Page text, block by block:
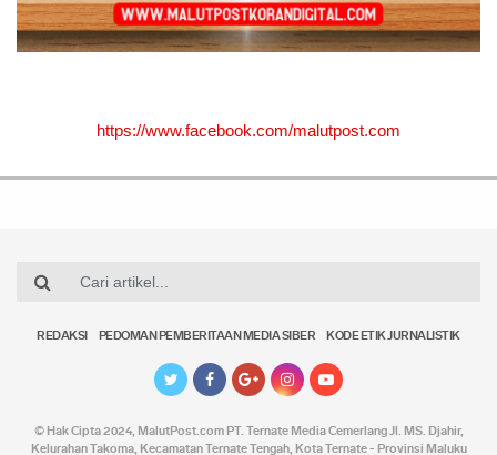
https://www.facebook.com/malutpost.com
REDAKSI PEDOMAN PEMBERITAAN MEDIA SIBER KODE ETIK JURNALISTIK
© Hak Cipta 2024, MalutPost.comPT. Ternate Media Cemerlang Jl. MS. Djahir,
Kelurahan Takoma, Kecamatan Ternate Tengah, Kota Ternate - Provinsi Maluku